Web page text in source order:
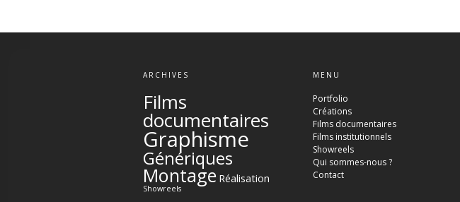
ARCHIVES
Films
documentaires
Graphisme
Génériques
Montage Réalisation
Showreels
MENU
Portfolio
Créations
Films documentaires
Films institutionnels
Showreels
Qui sommes-nous ?
Contact